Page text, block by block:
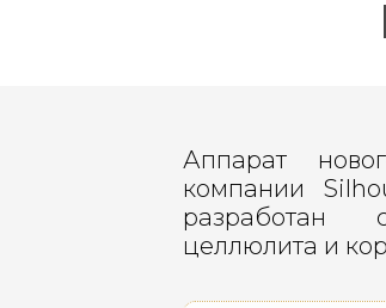
Аппарат
компании
разработан
целлюлита и